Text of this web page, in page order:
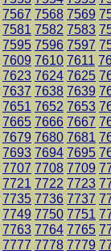
7567 7568 7569
7581 7582 7583
7595 7596 7597
7609 7610 7611
7623 7624 7625
7637 7638 7639
7651 7652 7653
7665 7666 7667
7679 7680 7681
7693 7694 7695
7707 7708 7709
7721 7722 7723
7735 7736 7737
7749 7750 7751
7763 7764 7765
7777 7778 7779